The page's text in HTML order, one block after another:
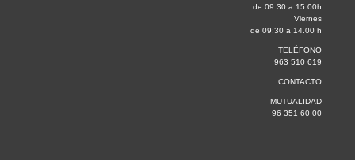
de 09:30 a 15.00h
Viernes
de 09:30 a 14.00 h
TELÉFONO
963 510 619
CONTACTO
MUTUALIDAD
96 351 60 00